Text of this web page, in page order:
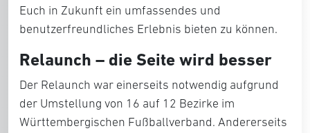
Euch in Zukunft ein umfassendes und
benutzerfreundliches Erlebnis bieten zu können.
Relaunch – die Seite wird besser
Der Relaunch war einerseits notwendig aufgrund
der Umstellung von 16 auf 12 Bezirke im
Württembergischen Fußballverband. Andererseits